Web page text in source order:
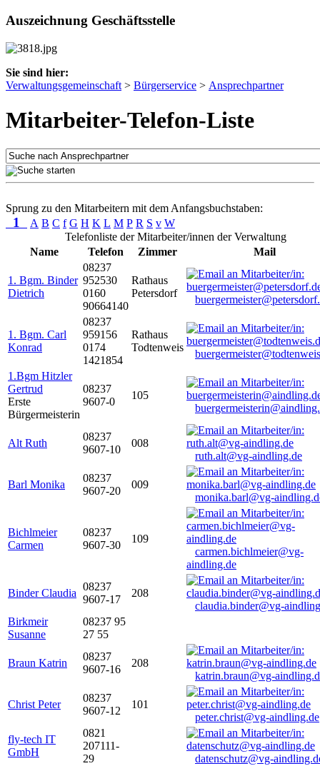
Auszeichnung Geschäftsstelle
Sie sind hier:
Verwaltungsgemeinschaft > Bürgerservice > Ansprechpartner
Mitarbeiter-Telefon-Liste
Sprung zu den Mitarbeitern mit dem Anfangsbuchstaben:
1 A B C f G H K L M P R S v W
Telefonliste der Mitarbeiter/innen der Verwaltung
Name
Telefon Zimmer Mail
1. Bgm. Binder
Dietrich
08237
952530
0160
90664140
Rathaus
Petersdorf
1. Bgm. Carl
Konrad
08237
959156
0174
1421854
Rathaus
Todtenweis
1.Bgm Hitzler
Gertrud
Erste
Bürgermeisterin
08237
9607-0
105
Alt Ruth
08237
9607-10
008
ruth.alt@vg-aindling.de
Barl Monika
08237
9607-20
009
monika.barl@vg-
Bichlmeier
Carmen
08237
9607-30
109
carmen.bichlmeier@vg-
aindling.de
Binder Claudia
08237
9607-17
208
claudia.binder@vg-
Birkmeir
Susanne
08237 95
27 55
Braun Katrin
08237
9607-16
208
katrin.braun@vg-
Christ Peter
08237
9607-12
101
peter.christ@vg-aindling.de
fly-tech IT
GmbH
0821
207111-
29
datenschutz@vg-